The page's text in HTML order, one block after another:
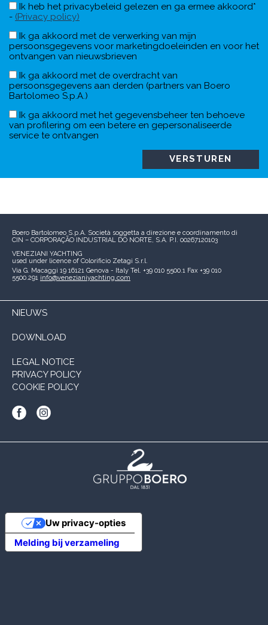
Ik heb het privacybeleid gelezen en ga ermee akkoord*
- (Privacy policy)
Ik ga akkoord met de verwerking van mijn
persoonsgegevens voor marketingdoeleinden en voor het
ontvangen van nieuwsbrieven
Ik ga akkoord met de overdracht van
persoonsgegevens aan derden (partners van Boero
Bartolomeo S.p.A.)
Ik ga akkoord met het gegevensbeheer ten behoeve
van profilering om een betere en gepersonaliseerde
service te ontvangen
Boero Bartolomeo S.p.A. Società soggetta a direzione e coordinamento di
CIN – CORPORAÇÃO INDUSTRIAL DO NORTE, S.A. P.I. 00267120103
VENEZIANI YACHTING
used under licence of Colorificio Zetagi S.r.l.
Via G. Macaggi 19 16121 Genova - Italy Tel. +39 010 5500.1 Fax +39 010
5500.291 info@venezianiyachting.com
NIEUWS
DOWNLOAD
LEGAL NOTICE
PRIVACY POLICY
COOKIE POLICY
Melding bij verzameling
Uw privacy-opties